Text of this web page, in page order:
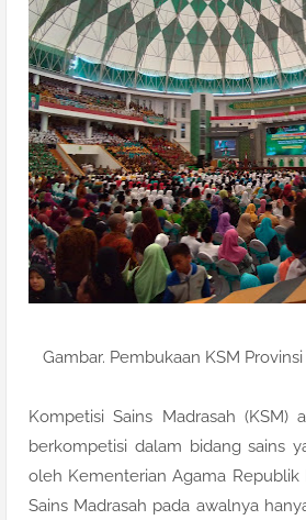
Gambar. Pembukaan KSM
Kompetisi Sains Madrasah (KSM)
berkompetisi dalam bidang sains
oleh Kementerian Agama Republik
Sains Madrasah pada awalnya